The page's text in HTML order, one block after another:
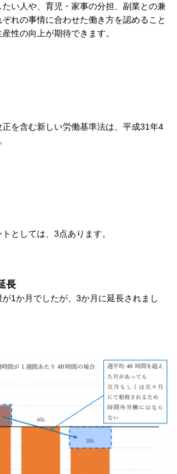
い人や、育児・家事の分担、副業との兼
れの事情に合わせた働き方を認めること
性の向上が期待できます。
を含む新しい労働基準法は、平成31年4
としては、3点あります。
長
1か月でしたが、3か月に延長されまし